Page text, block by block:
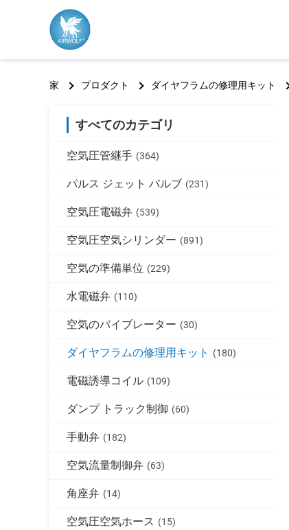
家 プロダクト ダイヤフラムの修理用キット
すべてのカテゴリ
空気圧管継手 (364)
パルス ジェット バルブ (231)
空気圧電磁弁 (539)
空気圧空気シリンダー (891)
空気の準備単位 (229)
水電磁弁 (110)
空気のバイブレーター (30)
ダイヤフラムの修理用キット (180)
電磁誘導コイル (109)
ダンプ トラック制御 (60)
手動弁 (182)
空気流量制御弁 (63)
角座弁 (14)
空気圧空気ホース (15)